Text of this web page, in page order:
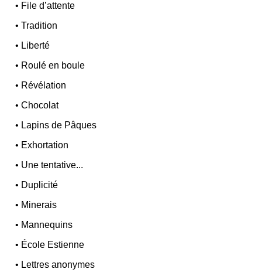
• File d’attente
•Tradition
• Liberté
• Roulé en boule
• Révélation
•Chocolat
• Lapins de Pâques
• Exhortation
• Une tentative...
• Duplicité
• Minerais
• Mannequins
• École Estienne
• Lettres anonymes